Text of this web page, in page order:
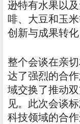
逊特有水果以
啡、大豆和玉
创新与成果转化
整个会谈在亲
达了强烈的合
域交换了推动
见。此次会谈
科技领域的合